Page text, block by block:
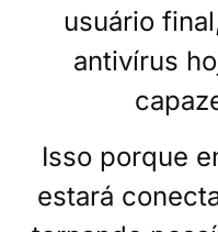
usuário
antivírus
Isso porque
estará